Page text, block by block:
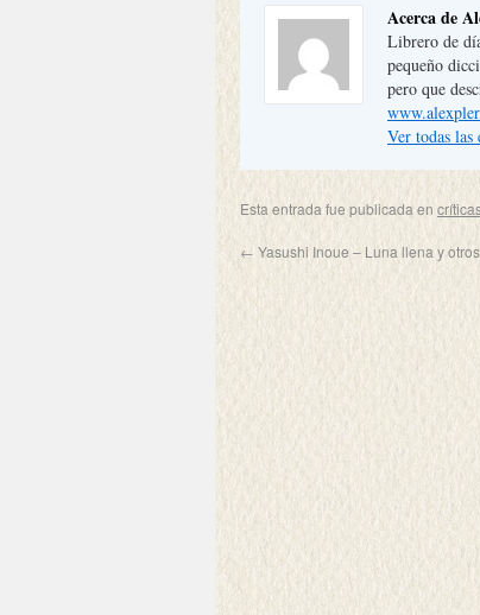
Acerca de
Librero de
pequeño
pero que
Ver todas
Esta entrada fue publicada en
←Yasushi Inoue – Luna llena y